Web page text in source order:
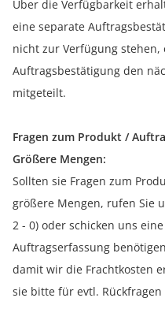
Über die Verfügbarkeit
eine separate
nicht zur Verfügung
Auftragsbestätigung den
mitgeteilt.
Fragen zum Produkt /
Größere Mengen:
Sollten sie Fragen zum
größere Mengen, rufen Sie
2 - 0) oder schicken uns
Auftragserfassung
damit wir die Frachtkosten
sie bitte für evtl.